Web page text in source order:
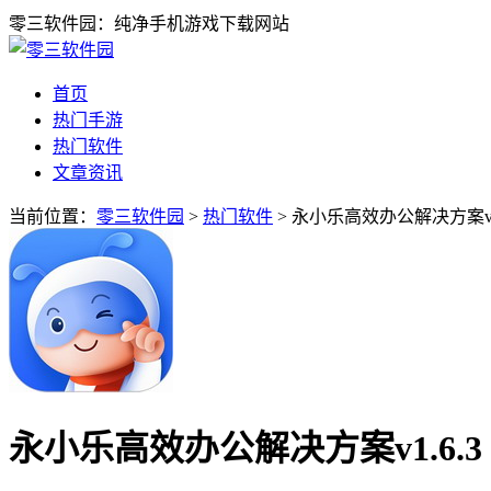
零三软件园：纯净手机游戏下载网站
首页
热门手游
热门软件
文章资讯
当前位置： 零三软件园 > 热门软件 > 永小乐高效办公解决方案
永小乐高效办公解决方案v1.6.3